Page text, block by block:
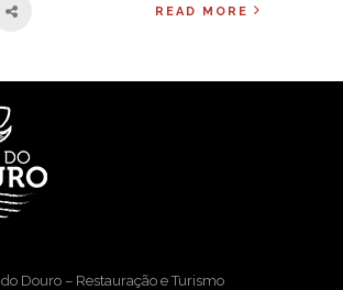
READ MORE
Douro – Restauração e Turismo